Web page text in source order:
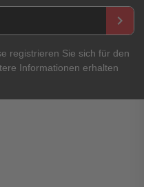
keyboard_arrow_right
registrieren Sie sich für den
Informationen erhalten